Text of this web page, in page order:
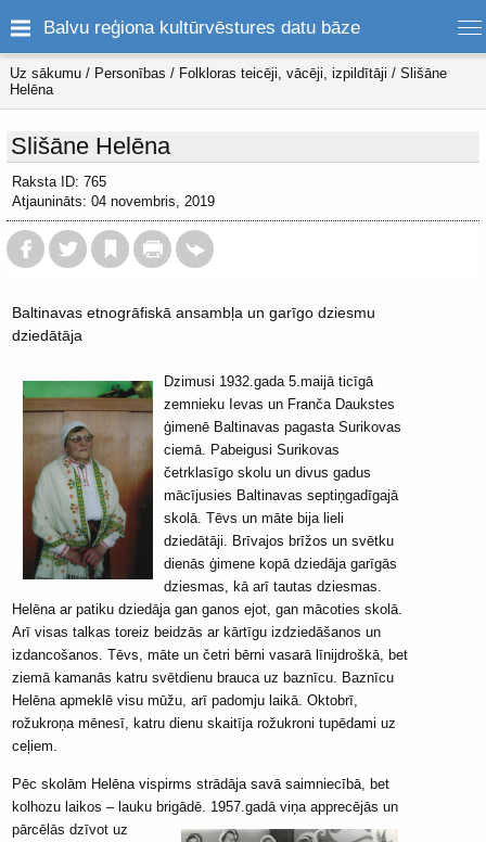
Balvu reģiona kultūrvēstures datu bāze
Uz sākumu / Personības / Folkloras teicēji, vācēji, izpildītāji / Slišāne
Helēna
Slišāne Helēna
Raksta ID: 765
Atjaunināts: 04 novembris, 2019
Baltinavas etnogrāfiskā ansambļa un garīgo dziesmu
dziedātāja
Dzimusi 1932.gada 5.maijā ticīgā
zemnieku Ievas un Franča Daukstes
ģimenē Baltinavas pagasta Surikovas
ciemā. Pabeigusi Surikovas
četrklasīgo skolu un divus gadus
mācījusies Baltinavas septiņgadīgajā
skolā. Tēvs un māte bija lieli
dziedātāji. Brīvajos brīžos un svētku
dienās ģimene kopā dziedāja garīgās
dziesmas, kā arī tautas dziesmas.
Helēna ar patiku dziedāja gan ganos ejot, gan mācoties skolā.
Arī visas talkas toreiz beidzās ar kārtīgu izdziedāšanos un
izdancošanos. Tēvs, māte un četri bērni vasarā līnijdroškā, bet
ziemā kamanās katru svētdienu brauca uz baznīcu. Baznīcu
Helēna apmeklē visu mūžu, arī padomju laikā. Oktobrī,
rožukroņa mēnesī, katru dienu skaitīja rožukroni tupēdami uz
ceļiem.
Pēc skolām Helēna vispirms strādāja savā saimniecībā, bet
kolhozu laikos – lauku brigādē. 1957.gadā viņa apprecējās un
pārcēlās dzīvot uz